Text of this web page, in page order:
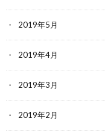
2019年5月
2019年4月
2019年3月
2019年2月